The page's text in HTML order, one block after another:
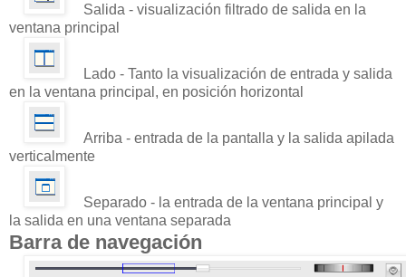
Salida - visualización filtrado de salida en la
ventana principal
Lado - Tanto la visualización de entrada y salida
en la ventana principal, en posición horizontal
Arriba - entrada de la pantalla y la salida apilada
verticalmente
Separado - la entrada de la ventana principal y
la salida en una ventana separada
Barra de navegación